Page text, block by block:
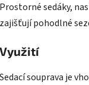
Prostorné sedáky,
zajišťují pohodlné
Využití
Sedací souprava je